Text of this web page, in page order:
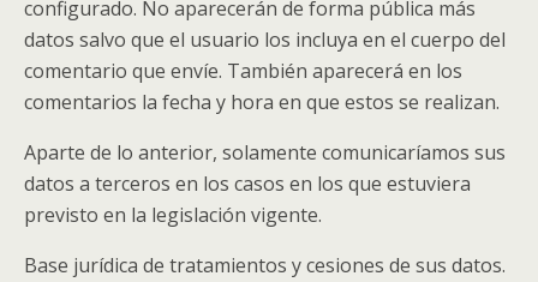
configurado. No aparecerán de forma pública más
datos salvo que el usuario los incluya en el cuerpo del
comentario que envíe. También aparecerá en los
comentarios la fecha y hora en que estos se realizan.
Aparte de lo anterior, solamente comunicaríamos sus
datos a terceros en los casos en los que estuviera
previsto en la legislación vigente.
Base jurídica de tratamientos y cesiones de sus datos.